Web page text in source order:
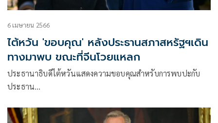
6 เมษายน 2566
ไต้หวัน 'ขอบคุณ' หลังประธานสภาสหรัฐฯเดิน
ทางมาพบ ขณะที่จีนโวยแหลก
ประธานาธิบดีไต้หวันแสดงความขอบคุณสำหรับการพบปะกับ
ประธาน…